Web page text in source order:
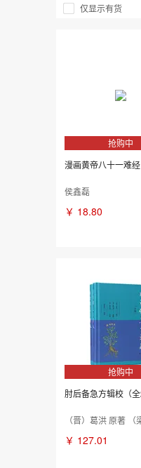
仅显示有货
抢购中
漫画黄帝八十一难经
侯鑫磊
￥ 18.80
抢购中
肘后备急方辑校（全
￥ 127.01